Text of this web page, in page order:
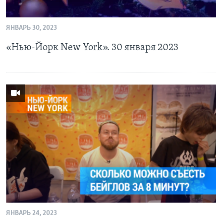
ЯНВАРЬ 30, 2023
«Нью-Йорк New York». 30 января 2023
ЯНВАРЬ 24, 2023